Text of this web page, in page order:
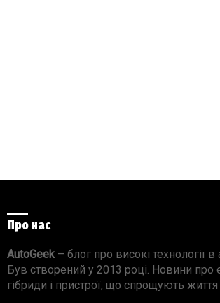
Про нас
AutoGeek– блог про високі технології в
Був створений у 2013 році. Новини про
гібриди і пристрої, що спрощують життя